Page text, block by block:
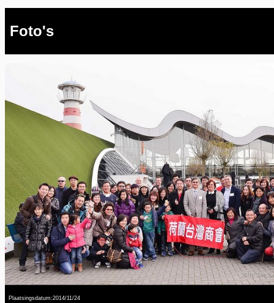
Foto's
Plaatsingsdatum:2014/11/24